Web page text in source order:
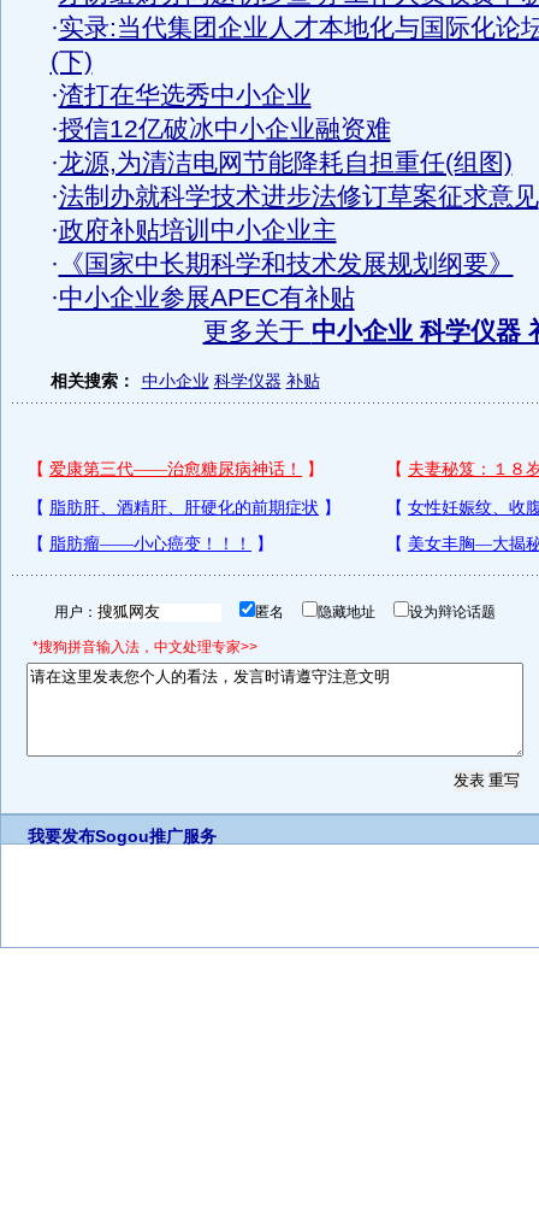
·实录:当代集团企业人才本地化与国际化论
(下)
·渣打在华选秀中小企业
·授信12亿破冰中小企业融资难
·龙源,为清洁电网节能降耗自担重任(组图)
·法制办就科学技术进步法修订草案征求意见
·政府补贴培训中小企业主
· 《国家中长期科学和技术发展规划纲要》
·中小企业参展APEC有补贴
更多关于 中小企业 科学仪器
相关搜索： 中小企业 科学仪器 补贴
用户： 匿名 隐藏地址 设为辩论话题
*搜狗拼音输入法，中文处理专家>>
我要发布Sogou推广服务